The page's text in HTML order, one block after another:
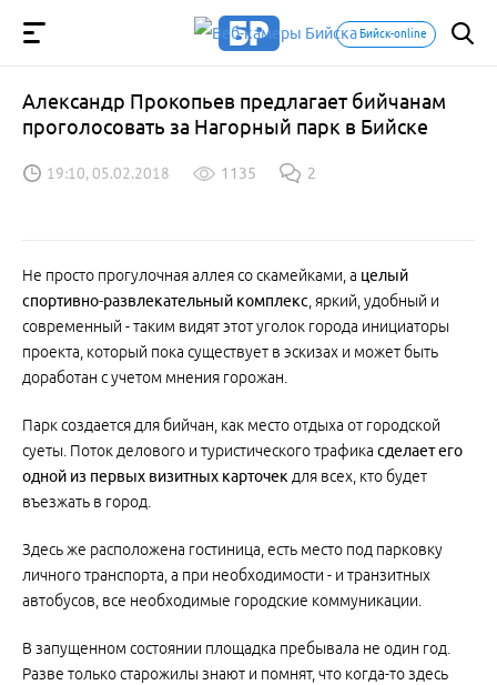
Бийск-online
Александр Прокопьев предлагает бийчанам
проголосовать за Нагорный парк в Бийске
19:10, 05.02.2018 1135 2
Не просто прогулочная аллея со скамейками, а целый
спортивно-развлекательный комплекс , яркий, удобный и
современный - таким видят этот уголок города инициаторы
проекта, который пока существует в эскизах и может быть
доработан с учетом мнения горожан.
Парк создается для бийчан, как место отдыха от городской
суеты. Поток делового и туристического трафика сделает его
одной из первых визитных карточек для всех, кто будет
въезжать в город.
Здесь же расположена гостиница, есть место под парковку
личного транспорта, а при необходимости - и транзитных
автобусов, все необходимые городские коммуникации.
В запущенном состоянии площадка пребывала не один год.
Разве только старожилы знают и помнят, что когда-то здесь